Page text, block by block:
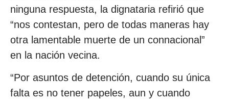
ninguna respuesta, la dignataria refirió que
“nos contestan, pero de todas maneras hay
otra lamentable muerte de un connacional”
en la nación vecina.
“Por asuntos de detención, cuando su única
falta es no tener papeles, aun y cuando